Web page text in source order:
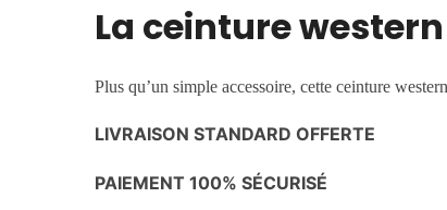
La ceinture
Plus qu’un simple accessoire, cette ceinture
LIVRAISON STANDARD OFFERTE
PAIEMENT 100% SÉCURISÉ